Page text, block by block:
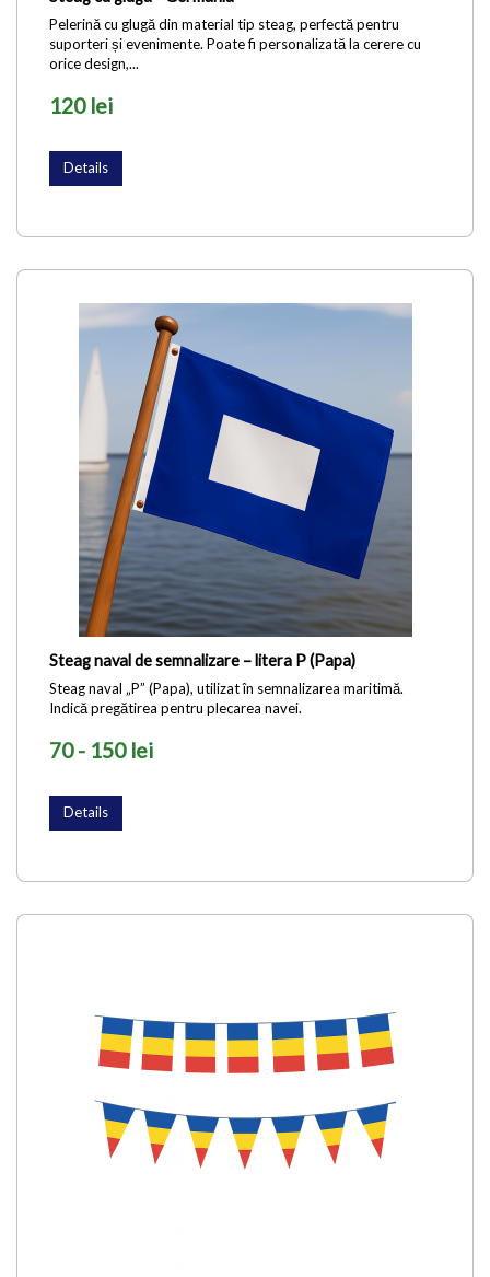
Pelerină cu glugă din material tip steag, perfectă pentru
suporteri și evenimente. Poate fi personalizată la cerere cu
orice design,...
120 lei
Details
Steag naval de semnalizare – litera P (Papa)
Steag naval „P” (Papa), utilizat în semnalizarea maritimă.
Indică pregătirea pentru plecarea navei.
70 - 150 lei
Details